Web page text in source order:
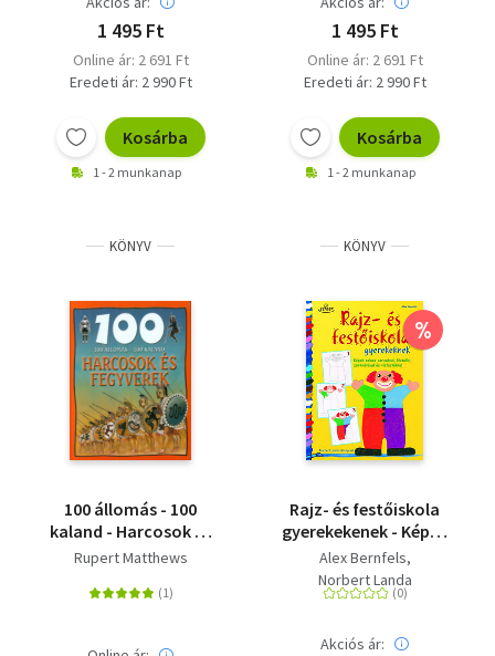
1 495 Ft
Online ár: 2 691 Ft
Eredeti ár: 2 990 Ft
Kosárba
1 - 2 munkanap
1 495 Ft
Online ár: 2 691 Ft
Eredeti ár: 2 990 Ft
Kosárba
1 - 2 munkanap
KÖNYV
100 állomás - 100
kaland - Harcosok és
fegyverek
Rupert Matthews
KÖNYV
%
Rajz- és festőiskola
gyerekekenek - Képek
színes ceruzával,
filctollal, zsírkrétával
és vízfestékkel
Alex Bernfels
Norbert Landa
Akciós ár: